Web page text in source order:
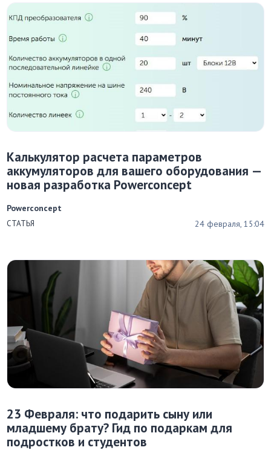
Калькулятор расчета параметров
аккумуляторов для вашего оборудования —
новая разработка Powerconcept
СТАТЬЯ 24 февраля, 15:04
Powerconcept
23 Февраля: что подарить сыну или
младшему брату? Гид по подаркам для
подростков и студентов